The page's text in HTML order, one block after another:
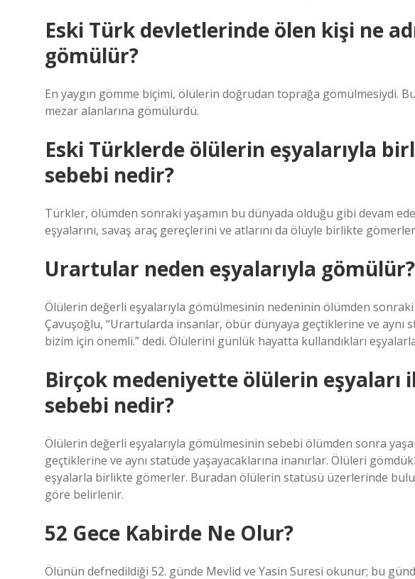
Eski Türk devletlerinde ölen kişi ne
gömülür?
En yaygın gömme biçimi, ölülerin doğrudan toprağa gömülmesiydi.
mezar alanlarına gömülürdü.
Eski Türklerde ölülerin eşyalarıyla
sebebi nedir?
Türkler, ölümden sonraki yaşamın bu dünyada olduğu gibi devam
eşyalarını, savaş araç gereçlerini ve atlarını da ölüyle birlikte
Urartular neden eşyalarıyla gömülür?
Ölülerin değerli eşyalarıyla gömülmesinin nedeninin ölümden
Çavuşoğlu, “Urartularda insanlar, öbür dünyaya geçtiklerine ve aynı
bizim için önemli.” dedi. Ölülerini günlük hayatta kullandıkları
Birçok medeniyette ölülerin
sebebi nedir?
Ölülerin değerli eşyalarıyla gömülmesinin sebebi ölümden sonra
geçtiklerine ve aynı statüde yaşayacaklarına inanırlar. Ölüleri
eşyalarla birlikte gömerler. Buradan ölülerin statüsü üzerlerinde
göre belirlenir.
52 Gece Kabirde Ne Olur?
Ölünün defnedildiği 52. günde Mevlid ve Yasin Suresi okunur; bu